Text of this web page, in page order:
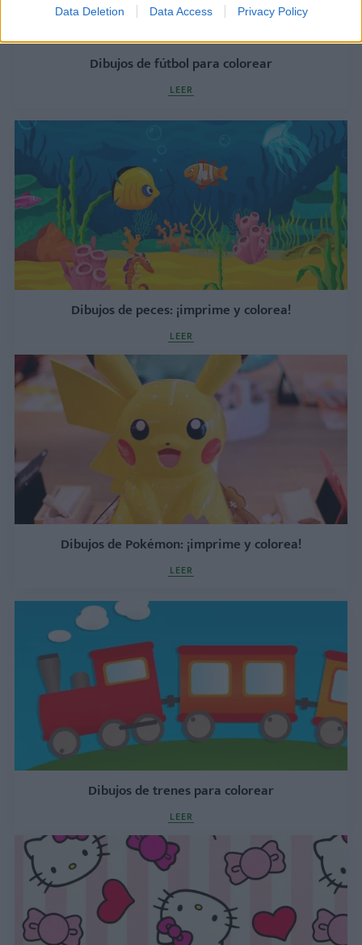
Data Deletion Data Access Privacy Policy
Dibujos de fútbol para colorear
LEER
Dibujos de peces: ¡imprime y colorea!
LEER
Dibujos de Pokémon: ¡imprime y colorea!
LEER
Dibujos de trenes para colorear
LEER